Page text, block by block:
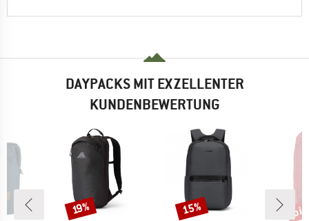
DAYPACKS MIT EXZELLENTER
KUNDENBEWERTUNG
Rabatt
19% Rabatt
15%